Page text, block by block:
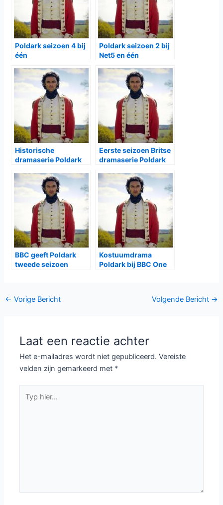
Poldark seizoen 4 bij
één
Poldark seizoen 2 bij
Net5 en één
Historische
dramaserie Poldark
Eerste seizoen Britse
dramaserie Poldark
BBC geeft Poldark
tweede seizoen
Kostuumdrama
Poldark bij BBC One
Bericht
← Vorige Bericht Volgende Bericht →
Laat een reactie achter
Het e-mailadres wordt niet gepubliceerd. Vereiste
velden zijn gemarkeerd met *
hier...